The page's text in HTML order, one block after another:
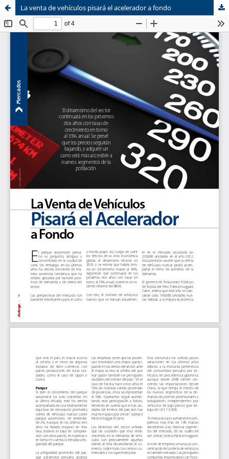
Sistema de
Bibliotecas
Centro de Negocios
CENTRUM
La venta de vehículos pisará el acelerador a fondo